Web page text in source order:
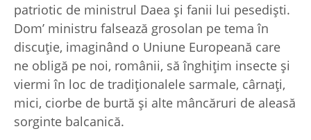
patriotic de ministrul Daea şi fanii lui pesedişti.
Dom’ ministru falsează grosolan pe tema în
discuţie, imaginând o Uniune Europeană care
ne obligă pe noi, românii, să înghiţim insecte şi
viermi în loc de tradiţionalele sarmale, cârnaţi,
mici, ciorbe de burtă şi alte mâncăruri de aleasă
sorginte balcanică.